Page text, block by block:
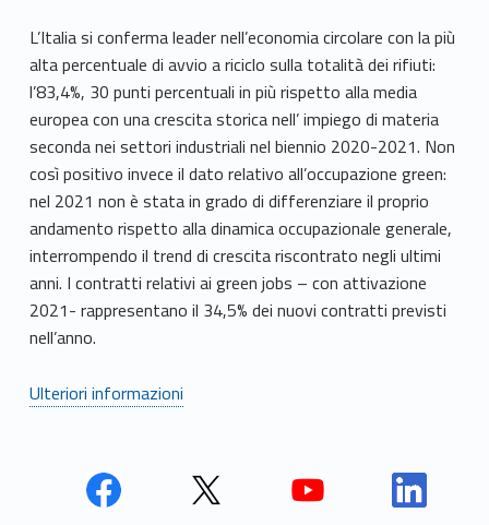
L’Italia si conferma leader nell’economia circolare con la più
alta percentuale di avvio a riciclo sulla totalità dei rifiuti:
l’83,4%, 30 punti percentuali in più rispetto alla media
europea con una crescita storica nell’ impiego di materia
seconda nei settori industriali nel biennio 2020-2021. Non
così positivo invece il dato relativo all’occupazione green:
nel 2021 non è stata in grado di differenziare il proprio
andamento rispetto alla dinamica occupazionale generale,
interrompendo il trend di crescita riscontrato negli ultimi
anni. I contratti relativi ai green jobs – con attivazione
2021- rappresentano il 34,5% dei nuovi contratti previsti
nell’anno.
Ulteriori informazioni